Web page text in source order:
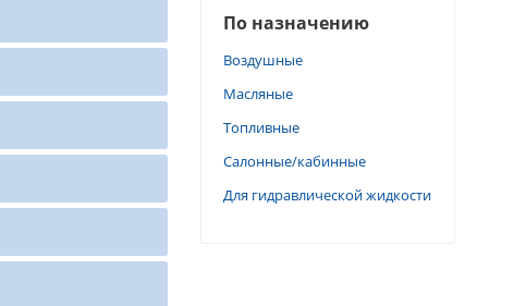
По назначению
Воздушные
Масляные
Топливные
Салонные/кабинные
Для гидравлической жидкости